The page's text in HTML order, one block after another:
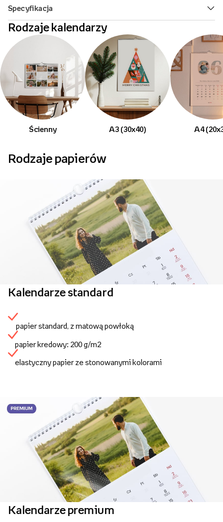
Rodzaje kalendarzy
Ścienny A3 (30x40) A4
Rodzaje papierów
Kalendarze standard
papier standard, z matową powłoką
papier kredowy: 200 g/m2
elastyczny papier ze stonowanymi kolorami
Kalendarze premium